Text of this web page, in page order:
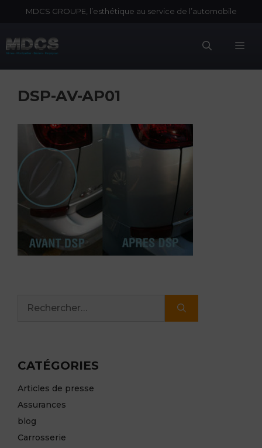
MDCS GROUPE, l’esthétique au service de l’automobile
DSP-AV-AP01
CATÉGORIES
Articles de presse
Assurances
blog
Carrosserie